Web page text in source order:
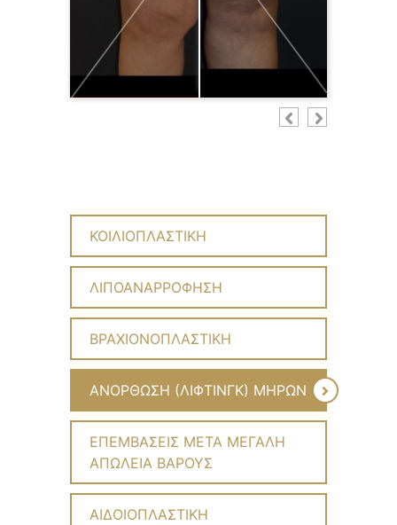
ΚΟΙΛΙΟΠΛΑΣΤΙΚΗ
ΛΙΠΟΑΝΑΡΡΟΦΗΣΗ
ΒΡΑΧΙΟΝΟΠΛΑΣΤΙΚΗ
ΑΝΟΡΘΩΣΗ (ΛΙΦΤΙΝΓΚ) ΜΗΡΩΝ
ΕΠΕΜΒΑΣΕΙΣ ΜΕΤΑ ΜΕΓΑΛΗ
ΑΠΩΛΕΙΑ ΒΑΡΟΥΣ
ΑΙΔΟΙΟΠΛΑΣΤΙΚΗ